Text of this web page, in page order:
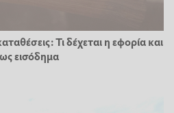
Τι δέχεται η εφορία και
εισόδημα